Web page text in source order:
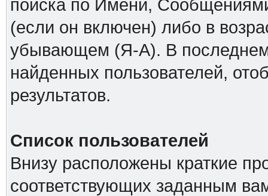
поиска по Имени,
(если он включен) либо в
убывающем (Я-А). В последнем
найденных пользователей,
результатов.
Список пользователей
Внизу расположены краткие
соответствующих заданным